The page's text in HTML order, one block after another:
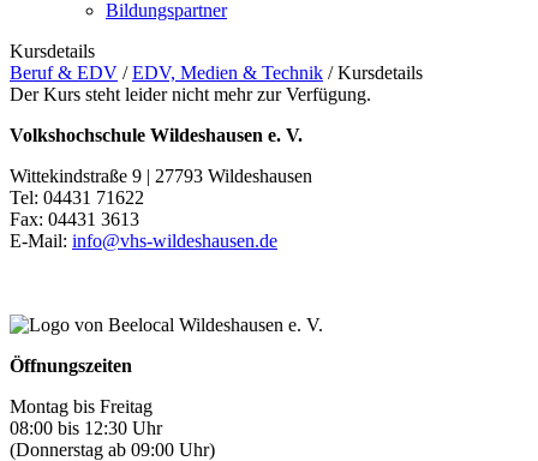
Bildungspartner
Kursdetails
Beruf & EDV /EDV, Medien & Technik /Kursdetails
Der Kurs steht leider nicht mehr zur Verfügung.
Volkshochschule Wildeshausen e. V.
Wittekindstraße 9 | 27793 Wildeshausen
Tel: 04431 71622
Fax: 04431 3613
E-Mail: info@vhs-wildeshausen.de
Öffnungszeiten
Montag bis Freitag
08:00 bis 12:30 Uhr
(Donnerstag ab 09:00 Uhr)